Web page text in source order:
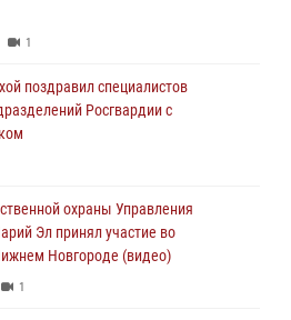
1
поздравил специалистов
Росгвардии с
охраны Управления
Эл принял участие во
Новгороде (видео)
1